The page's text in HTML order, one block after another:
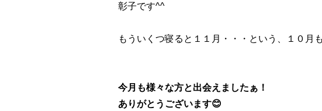
彰子です^^
もういくつ寝ると１１月・・・という、１０月
今月も様々な方と出会えましたぁ！
ありがとうございます😊